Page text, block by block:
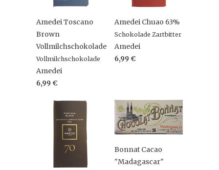
Amedei Toscano
Brown
Vollmilchschokolade
Vollmilchschokolade
Amedei
6,99 €
Amedei Chuao 63%
Schokolade Zartbitter
Amedei
6,99 €
Bonnat Cacao
"Madagascar"